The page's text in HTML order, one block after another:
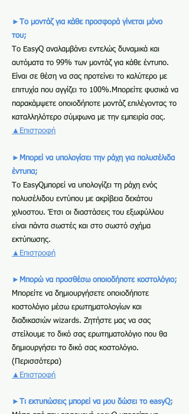
►Το μοντάζ για κάθε προσφορά γίνεται μόνο
του;
Το EasyQ αναλαμβάνει εντελώς δυναμικά και
αυτόματα το 99% των μοντάζ για κάθε έντυπο.
Είναι σε θέση να σας προτείνει το καλύτερο με
επιτυχία που αγγίζει το 100%.Μπορείτε φυσικά να
παρακάμψετε οποιοδήποτε μοντάζ επιλέγοντας το
καταλληλότερο σύμφωνα με την εμπειρία σας.
▲Επιστροφή
►Μπορεί να υπολογίσει την ράχη για πολυσέλιδα
έντυπα;
Το EasyQμπορεί να υπολογίζει τη ράχη ενός
πολυσέλιδου εντύπου με ακρίβεια δεκάτου
χιλιοστου. Έτσι οι διαστάσεις του εξωφύλλου
είναι πάντα σωστές και στο σωστό σχήμα
εκτύπωσης.
▲Επιστροφή
►Μπορώ να προσθέσω οποιοδήποτε κοστολόγιο;
Μπορείτε να δημιουργήσετε οποιοδήποτε
κοστολόγιο μέσω ερωτηματολογίων και
διαδικασιών wizards. Ζητήστε μας να σας
στείλουμε το δικό σας ερωτηματολόγιο που θα
δημιουργήσει το δικό σας κοστολόγιο.
(Περισσότερα)
▲Επιστροφή
►Τι εκτυπώσεις μπορεί να μου δώσει το easyQ;